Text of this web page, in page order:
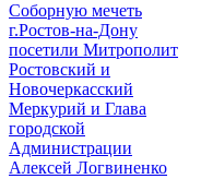
Соборную мечеть
г.Ростов-на-Дону
посетили Митрополит
Ростовский и
Новочеркасский
Меркурий и Глава
городской
Администрации
Алексей Логвиненко